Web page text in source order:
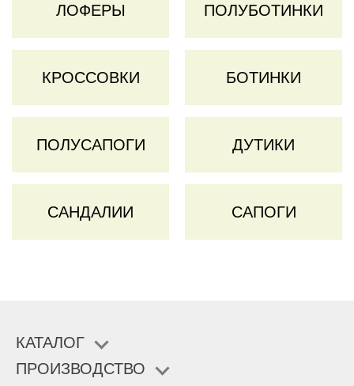
ЛОФЕРЫ ПОЛУБОТИНКИ
КРОССОВКИ БОТИНКИ
ПОЛУСАПОГИ ДУТИКИ
САНДАЛИИ САПОГИ
КАТАЛОГ
ПРОИЗВОДСТВО